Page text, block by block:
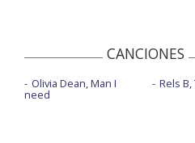
CANCIONES
Olivia Dean, Man I
need
Rels B,